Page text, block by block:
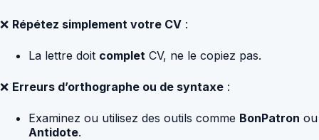
❌ Répétez simplement votre CV :
La lettre doit complet CV, ne le copiez pas.
❌ Erreurs d’orthographe ou de syntaxe :
Examinez ou utilisez des outils comme BonPatron ou
Antidote.